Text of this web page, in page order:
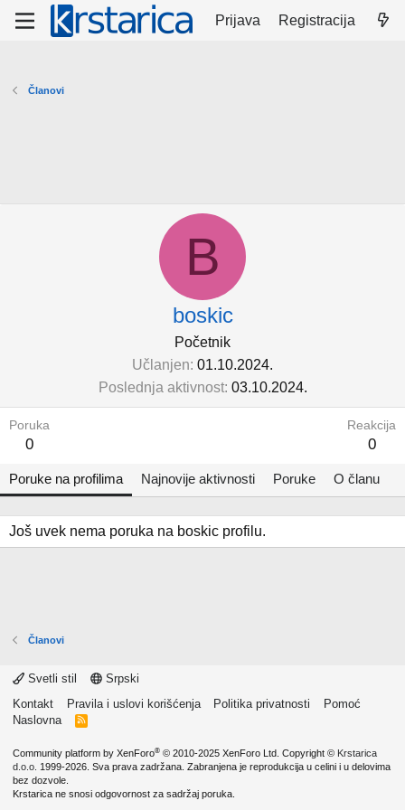
Prijava Registracija
Članovi
B
boskic
Početnik
Učlanjen 01.10.2024.
Poslednja aktivnost 03.10.2024.
Poruka
0
Reakcija
0
Poruke na profilima Najnovije aktivnosti Poruke O članu
Još uvek nema poruka na boskic profilu.
Članovi
Svetli stil
Srpski
Kontakt
Pravila i uslovi korišćenja Politika privatnosti
Pomoć
Naslovna
R
Community platform by XenForo® © 2010-2025 XenForo Ltd. Copyright © Krstarica
d.o.o. 1999-2026. Sva prava zadržana. Zabranjena je reprodukcija u celini i u delovima
bez dozvole.
Krstarica ne snosi odgovornost za sadržaj poruka.